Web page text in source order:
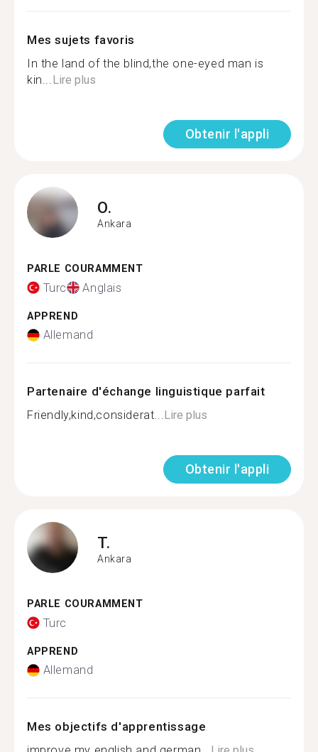
Mes sujets favoris
In the land of the blind,the one-eyed man is
kin...Lire plus
Obtenir l'appli
O.
Ankara
PARLE COURAMMENT
Turc Anglais
APPREND
Allemand
Partenaire d'échange linguistique parfait
Friendly,kind,considerat...Lire plus
Obtenir l'appli
T.
Ankara
PARLE COURAMMENT
Turc
APPREND
Allemand
Mes objectifs d'apprentissage